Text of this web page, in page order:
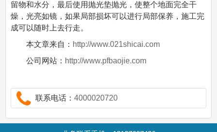
留物和水分，最后使用抛光垫抛光，使整个地面完全干
燥，光亮如镜，如果局部损坏可以进行局部保养，施工完
成可以随时上去行走。
本文章来自： http://www.021shicai.com
公司网站： http://www.pfbaojie.com
联系电话：4000020720